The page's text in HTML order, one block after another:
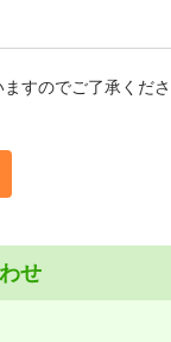
すのでご了承くだ
せ